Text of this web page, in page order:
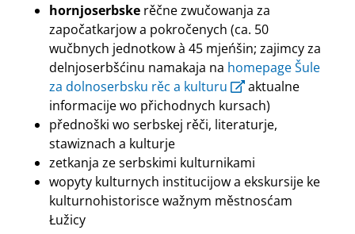
hornjoserbske rěčne zwučowanja za
započatkarjow a pokročenych (ca. 50
wučbnych jednotkow à 45 mjeńšin; zajimcy za
delnjoserbšćinu namakaja na homepage Šule
za dolnoserbsku rěc a kulturu
aktualne
informacije wo přichodnych kursach)
přednoški wo serbskej rěči, literaturje,
stawiznach a kulturje
zetkanja ze serbskimi kulturnikami
wopyty kulturnych institucijow a ekskursije ke
kulturnohistorisce wažnym městnosćam
Łužicy